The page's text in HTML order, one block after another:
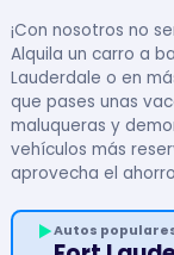
¡Con nosotros no
Alquila un carro a
Lauderdale o en
que pases unas
maluqueras y
vehículos más
aprovecha el
Autos